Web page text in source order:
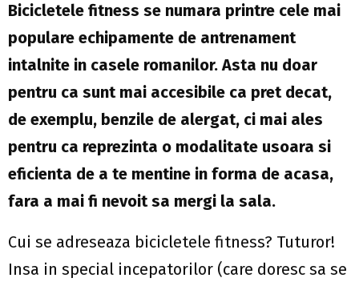
Bicicletele fitness se numara printre cele mai
populare echipamente de antrenament
intalnite in casele romanilor. Asta nu doar
pentru ca sunt mai accesibile ca pret decat,
de exemplu, benzile de alergat, ci mai ales
pentru ca reprezinta o modalitate usoara si
eficienta de a te mentine in forma de acasa,
fara a mai fi nevoit sa mergi la sala.
Cui se adreseaza bicicletele fitness? Tuturor!
Insa in special incepatorilor (care doresc sa se